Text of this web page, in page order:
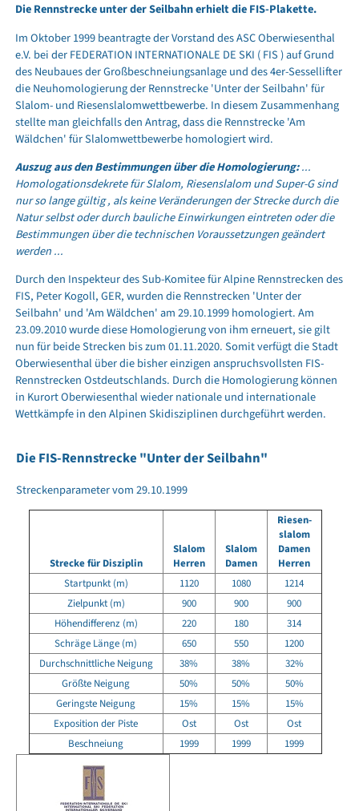
Die Rennstrecke unter der Seilbahn erhielt die FIS-Plakette.
Im Oktober 1999 beantragte der Vorstand des ASC Oberwiesenthal
e.V. bei der FEDERATION INTERNATIONALE DE SKI ( FIS ) auf Grund
des Neubaues der Großbeschneiungsanlage und des 4er-Sessellifter
die Neuhomologierung der Rennstrecke 'Unter der Seilbahn' für
Slalom- und Riesenslalomwettbewerbe. In diesem Zusammenhang
stellte man gleichfalls den Antrag, dass die Rennstrecke 'Am
Wäldchen' für Slalomwettbewerbe homologiert wird.
Auszug aus den Bestimmungen über die Homologierung:...
Homologationsdekrete für Slalom, Riesenslalom und Super-G sind
nur so lange gültig , als keine Veränderungen der Strecke durch die
Natur selbst oder durch bauliche Einwirkungen eintreten oder die
Bestimmungen über die technischen Voraussetzungen geändert
werden ...
Durch den Inspekteur des Sub-Komitee für Alpine Rennstrecken des
FIS, Peter Kogoll, GER, wurden die Rennstrecken 'Unter der
Seilbahn' und 'Am Wäldchen' am 29.10.1999 homologiert. Am
23.09.2010 wurde diese Homologierung von ihm erneuert, sie gilt
nun für beide Strecken bis zum 01.11.2020. Somit verfügt die Stadt
Oberwiesenthal über die bisher einzigen anspruchsvollsten FIS-
Rennstrecken Ostdeutschlands. Durch die Homologierung können
in Kurort Oberwiesenthal wieder nationale und internationale
Wettkämpfe in den Alpinen Skidisziplinen durchgeführt werden.
Die FIS-Rennstrecke "Unter der Seilbahn"
Streckenparameter vom 29.10.1999
Strecke für Disziplin
Slalom
Herren
Slalom
Damen
Riesen-
slalom
Damen
Herren
Startpunkt (m)
1120 1080
1214
Zielpunkt (m)
900 900
900
Höhendifferenz (m)
220 180
314
Schräge Länge (m)
650 550
1200
Durchschnittliche Neigung
38% 38%
32%
Größte Neigung
50% 50%
50%
Geringste Neigung
15% 15%
15%
Exposition der Piste
Ost Ost
Ost
Beschneiung
1999 1999 1999